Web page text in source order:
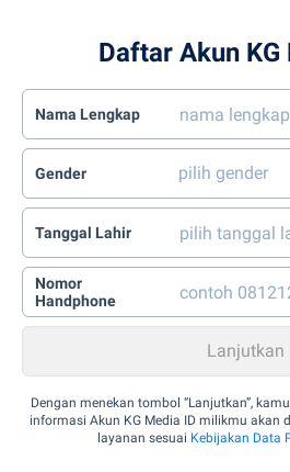
Daftar Akun KG
Nama Lengkap
Gender
Tanggal Lahir
Nomor
Handphone
Dengan menekan tombol “Lanjutkan”,
informasi Akun KG Media ID milikmu akan
layanan sesuai Kebijakan Data